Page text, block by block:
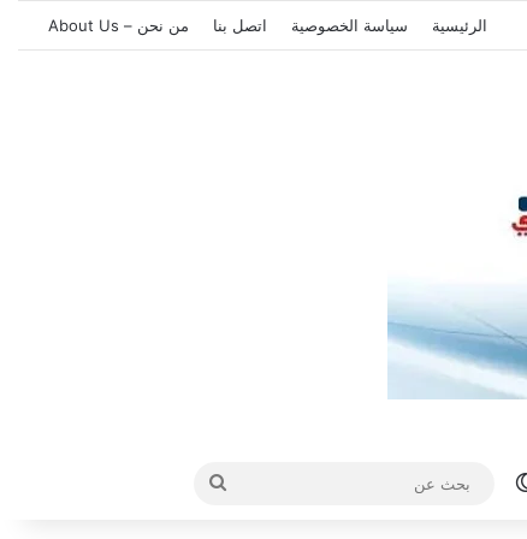
الرئيسية سياسة الخصوصية اتصل بنا من نحن – About Us
الوضع المظلم
بحث